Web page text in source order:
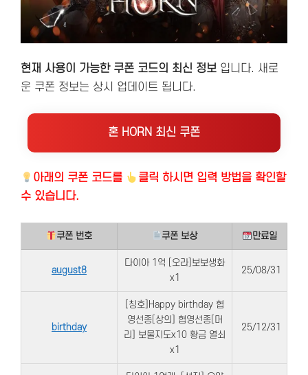
현재 사용이 가능한 쿠폰 코드의 최신 정보 입니다. 새로
운 쿠폰 정보는 상시 업데이트 됩니다.
혼 HORN 최신 쿠폰
아래의 쿠폰 코드를
클릭 하시면 입력 방법을 확인할
수 있습니다.
쿠폰 번호 쿠폰 보상 만료일
august8
다이아 1억 [오라]보보생화
x1
25/08/31
birthday
[칭호]Happy birthday 협
영선종[상의] 협영선종[머
리] 보물지도x10 황금 열쇠
x1
25/12/31